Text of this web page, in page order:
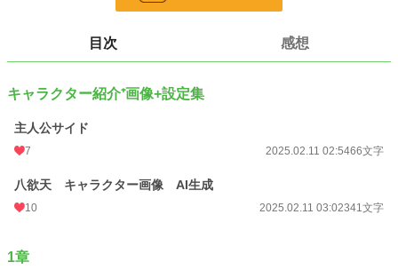
2025.12.17 03:15
週間ポイント 0 pt (228,744 位)
月間ポイント 21 pt (99,984 位)
累計ポイント 849 pt (202,760 位)
目次 感想
キャラクター紹介⁺画像+設定集
主人公サイド
7 2025.02.11 02:5466文字
八欲天 キャラクター画像 AI生成
10 2025.02.11 03:02341文字
1章